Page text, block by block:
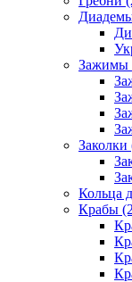
Зажимы
Заколки
Кольца
Крабы